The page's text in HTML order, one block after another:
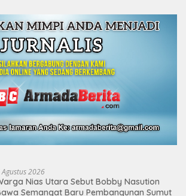
Agustus 2026
Nias Utara Sebut Bobby Nasution
Semangat Baru Pembangunan Sumut